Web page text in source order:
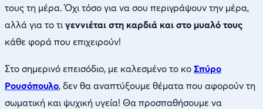
τους τη μέρα. Όχι τόσο για να σου περιγράψουν την μέρα,
αλλά για το τι γεννιέται στη καρδιά και στο μυαλό τους
κάθε φορά που επιχειρούν!
Στο σημερινό επεισόδιο, με καλεσμένο το κο Σπύρο
Ρουσόπουλο, δεν θα αναπτύξουμε θέματα που αφορούν τη
σωματική και ψυχική υγεία! Θα προσπαθήσουμε να